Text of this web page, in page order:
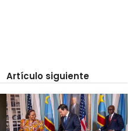
Artículo siguiente